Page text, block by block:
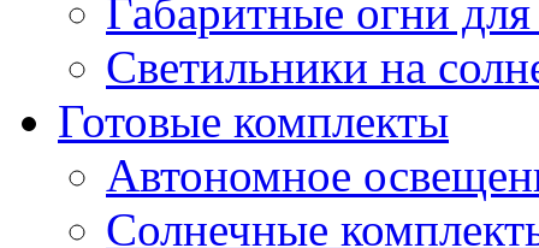
Габаритные огни
Светильники на
Готовые комплекты
Автономное
Солнечные